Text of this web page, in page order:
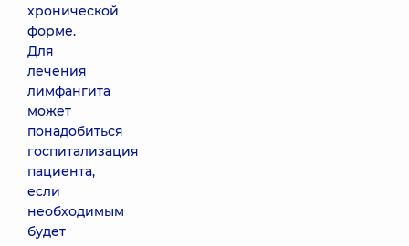
хронической
форме.
Для
лечения
лимфангита
может
понадобиться
госпитализация
пациента,
если
необходимым
будет